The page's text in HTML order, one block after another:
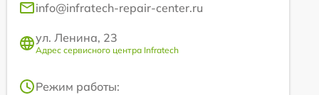
info@infratech-repair-center.ru
ул. Ленина, 23
Адрес сервисного центра Infratech
Режим работы: